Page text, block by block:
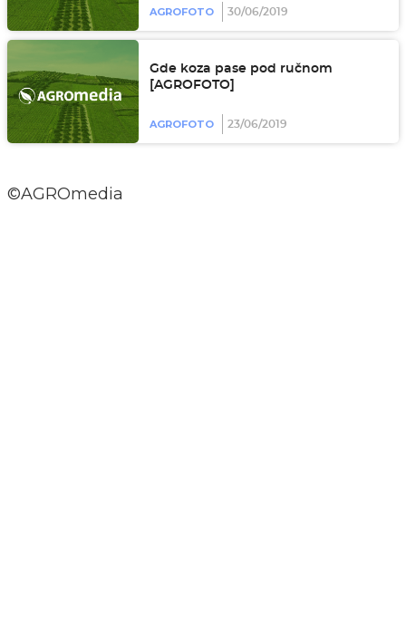
AGROFOTO 30/06/2019
Gde koza pase pod ručnom
[AGROFOTO]
AGROFOTO 23/06/2019
©AGROmedia